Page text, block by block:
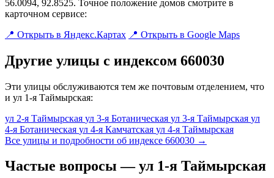
56.0094, 92.8525. Точное положение домов смотрите в
карточном сервисе:
📍 Открыть в Яндекс.Картах 📍 Открыть в Google Maps
Другие улицы с индексом 660030
Эти улицы обслуживаются тем же почтовым отделением, что
и ул 1-я Таймырская:
ул 2-я Таймырская ул 3-я Ботаническая ул 3-я Таймырская ул
4-я Ботаническая ул 4-я Камчатская ул 4-я Таймырская
Все улицы и подробности об индексе 660030 →
Частые вопросы — ул 1-я Таймырская